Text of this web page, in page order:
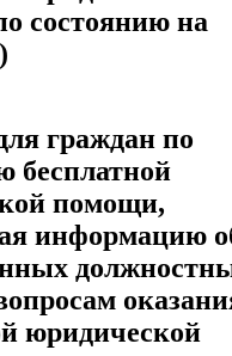
состоянию на
граждан по
бесплатной
помощи,
информацию
юридической